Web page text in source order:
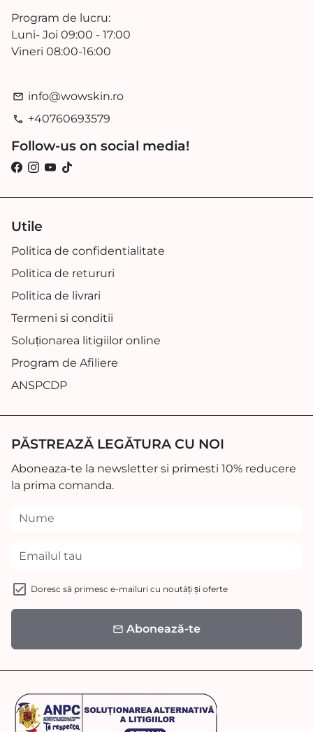
Program de lucru:
Luni- Joi 09:00 - 17:00
Vineri 08:00-16:00
email info@wowskin.ro
phone +40760693579
Follow-us on social media!
Utile
Politica de confidentialitate
Politica de retururi
Politica de livrari
Termeni si conditii
Soluționarea litigiilor online
Program de Afiliere
ANSPCDP
PĂSTREAZĂ LEGĂTURA CU NOI
Aboneaza-te la newsletter si primesti 10% reducere
la prima comanda.
Doresc să primesc e-mailuri cu noutăți și oferte
email Abonează-te